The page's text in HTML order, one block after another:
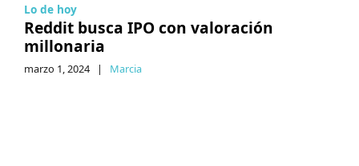
Lo de hoy
Reddit busca IPO con valoración
millonaria
marzo 1, 2024 | Marcia